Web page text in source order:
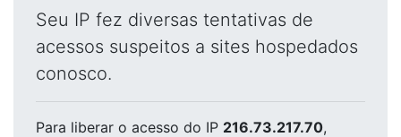
Seu IP fez diversas tentativas de
acessos suspeitos a sites hospedados
conosco.
Para liberar o acesso do IP 216.73.217.70,